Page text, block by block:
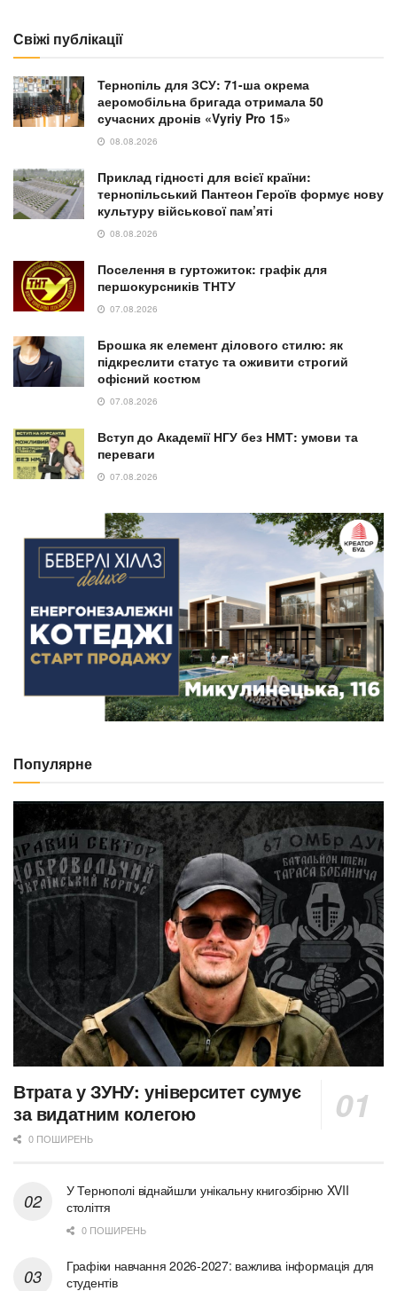
Свіжі публікації
Тернопіль для ЗСУ: 71-ша окрема
аеромобільна бригада отримала 50
сучасних дронів «Vyriy Pro 15»
08.08.2026
Приклад гідності для всієї країни:
тернопільський Пантеон Героїв формує нову
культуру військової пам’яті
08.08.2026
Поселення в гуртожиток: графік для
першокурсників ТНТУ
07.08.2026
Брошка як елемент ділового стилю: як
підкреслити статус та оживити строгий
офісний костюм
07.08.2026
Вступ до Академії НГУ без НМТ: умови та
переваги
07.08.2026
Популярне
Втрата у ЗУНУ: університет сумує
за видатним колегою
0 ПОШИРЕНЬ
У Тернополі віднайшли унікальну книгозбірню XVII
століття
0 ПОШИРЕНЬ
Графіки навчання 2026-2027: важлива інформація для
студентів